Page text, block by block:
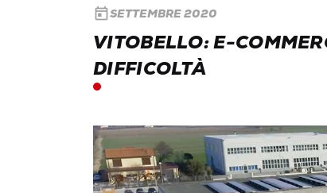
todaySETTEMBRE 2020
VITOBELLO: E-
DIFFICOLTÀ